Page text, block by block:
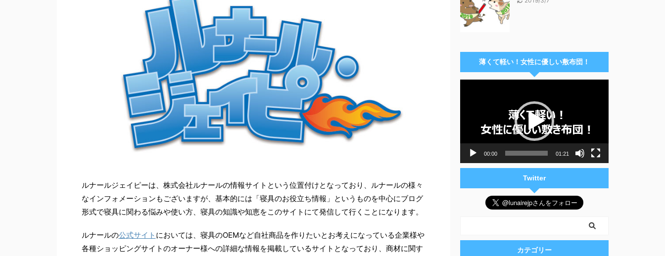
ルナールジェイピーは、株式会社ルナールの情報サイトという位置付けとなっており、ルナールの様々
なインフォメーションもございますが、基本的には「寝具のお役立ち情報」というものを中心にブログ
形式で寝具に関わる悩みや使い方、寝具の知識や知恵をこのサイトにて発信して行くことになります。
ルナールの公式サイト においては、寝具のOEMなど自社商品を作りたいとお考えになっている企業様や
各種ショッピングサイトのオーナー様への詳細な情報を掲載しているサイトとなっており、商材に関す
薄くて軽い！女性に優しい敷布団！
00:00 01:21
Twitter
カテゴリー